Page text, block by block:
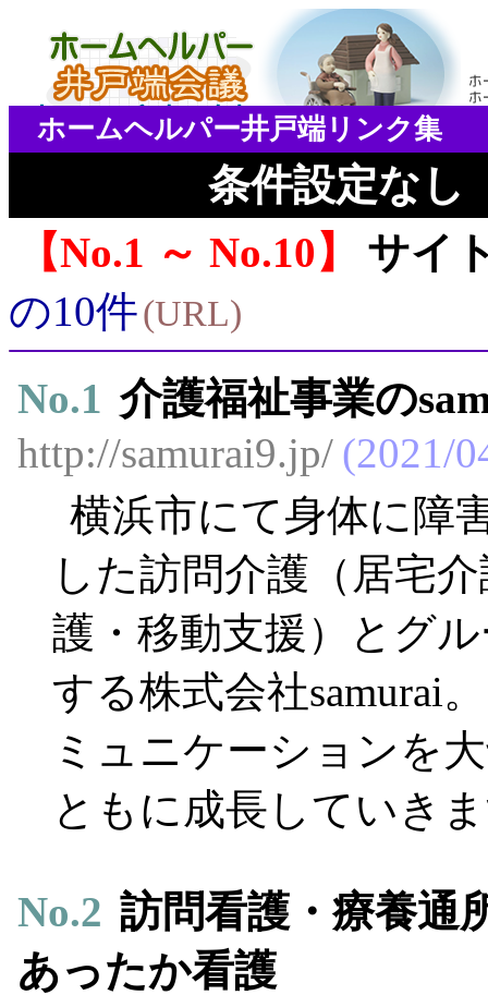
ホームヘルパー井戸端リンク集
条件設定なし
No.1 ～ No.10
サイ
の10件 URL
No.1 介護福祉事業の
http://samurai9.jp/ 2021/
横浜市にて身体に障
した訪問介護（居宅
護・移動支援）とグ
する株式会社samurai
ミュニケーションを
ともに成長していき
No.2 訪問看護・療養通
あったか看護